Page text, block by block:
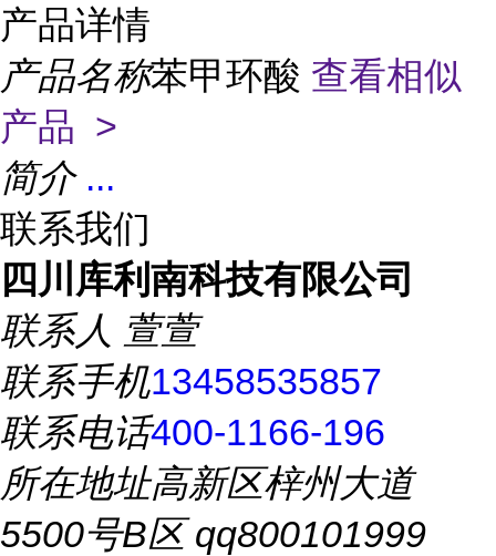
产品详情
产品名称苯甲环酸 查看相似
产品 >
简介 ...
联系我们
四川库利南科技有限公司
联系人 萱萱
联系手机13458535857
联系电话400-1166-196
所在地址高新区梓州大道
5500号B区 qq800101999